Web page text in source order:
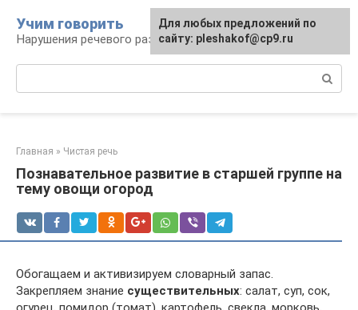
контенту
Учим говорить
Нарушения речевого развития
Главная » Чистая речь
Познавательное развитие в старшей группе на
тему овощи огород
Обогащаем и активизируем словарный запас.
Закрепляем знание существительных: салат, суп, сок,
Для любых предложений по
сайту: pleshakof@cp9.ru